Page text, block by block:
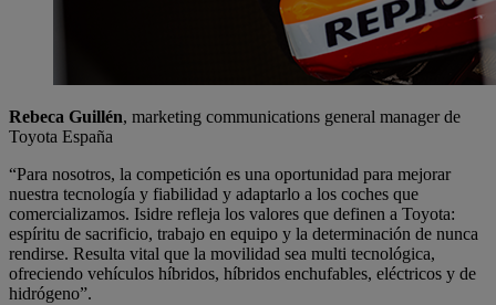
Rebeca Guillén, marketing communications general manager de
Toyota España
“Para nosotros, la competición es una oportunidad para mejorar
nuestra tecnología y fiabilidad y adaptarlo a los coches que
comercializamos. Isidre refleja los valores que definen a Toyota:
espíritu de sacrificio, trabajo en equipo y la determinación de nunca
rendirse. Resulta vital que la movilidad sea multi tecnológica,
ofreciendo vehículos híbridos, híbridos enchufables, eléctricos y de
hidrógeno”.